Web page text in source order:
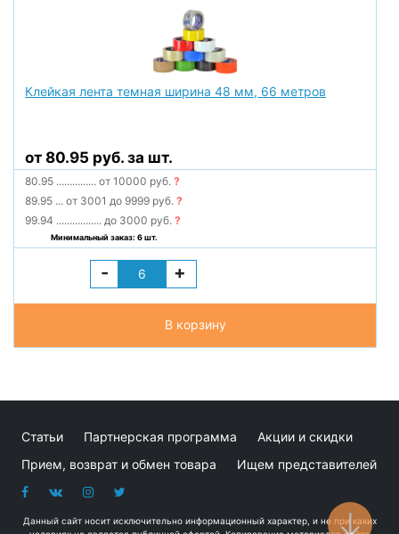
Клейкая лента темная ширина 48 мм, 66 метров
от 80.95 руб. за шт.
80.95 ............... от 10000 руб.?
89.95 ... от 3001 до 9999 руб.?
99.94 ................. до 3000 руб.?
Минимальный заказ: 6 шт.
- +
В корзину
Статьи Партнерская программа
Акции и скидки
Прием, возврат и обмен товара
Ищем представителей
Данный сайт носит исключительно информационный характер, и не при каких